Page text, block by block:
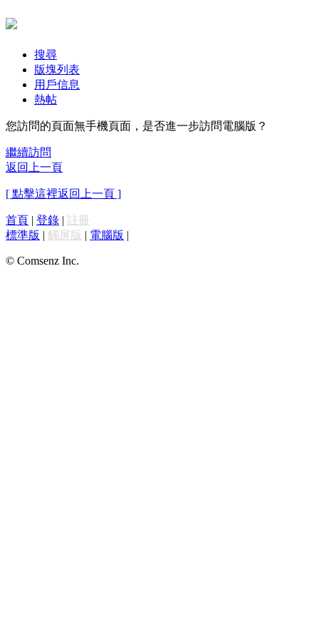
搜尋
版塊列表
用戶信息
熱帖
您訪問的頁面無手機頁面，是否進一步訪問電腦版？
繼續訪問
返回上一頁
[ 點擊這裡返回上一頁 ]
首頁 | 登錄 | 註冊
標準版 | 觸屏版 | 電腦版 |
© Comsenz Inc.